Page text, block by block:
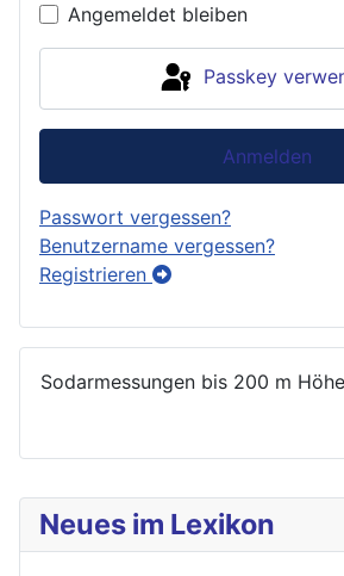
Neues im Lexikon
Angemeldet bleiben
Passkey
Anmelden
Passwort vergessen?
Benutzername vergessen?
Registrieren
Sodarmessungen bis 200 m